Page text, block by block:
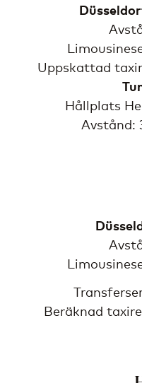
Uppskattad
Hållplats
Beräknad